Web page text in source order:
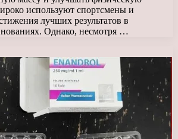
используют спортсмены и
лучших результатов в
Однако, несмотря …